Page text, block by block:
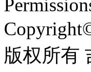
版权所有